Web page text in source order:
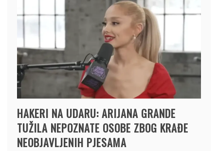
HAKERI NA UDARU: ARIJANA GRANDE
TUŽILA NEPOZNATE OSOBE ZBOG KRAĐE
NEOBJAVLJENIH PJESAMA